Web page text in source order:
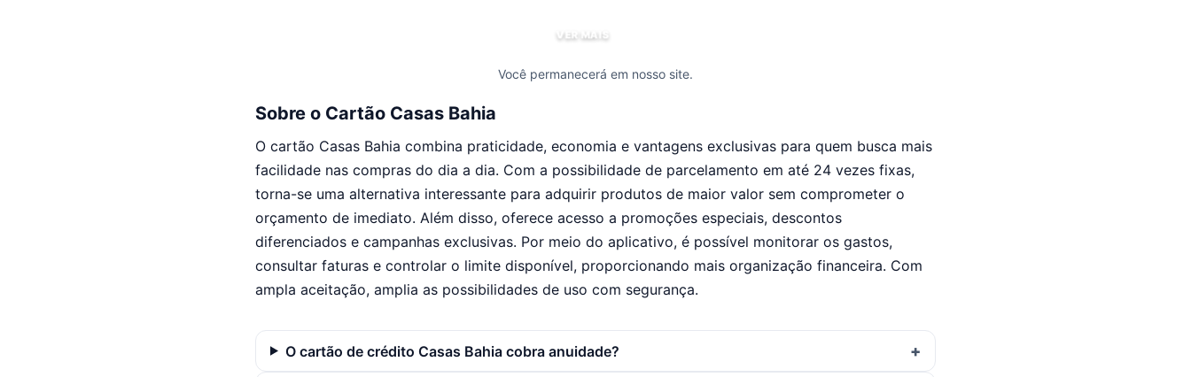
VER MAIS
Você permanecerá em nosso site.
Sobre o Cartão Casas Bahia
O cartão Casas Bahia combina praticidade, economia e vantagens exclusivas para quem busca mais
facilidade nas compras do dia a dia. Com a possibilidade de parcelamento em até 24 vezes fixas,
torna-se uma alternativa interessante para adquirir produtos de maior valor sem comprometer o
orçamento de imediato. Além disso, oferece acesso a promoções especiais, descontos
diferenciados e campanhas exclusivas. Por meio do aplicativo, é possível monitorar os gastos,
consultar faturas e controlar o limite disponível, proporcionando mais organização financeira. Com
ampla aceitação, amplia as possibilidades de uso com segurança.
O cartão de crédito Casas Bahia cobra anuidade?